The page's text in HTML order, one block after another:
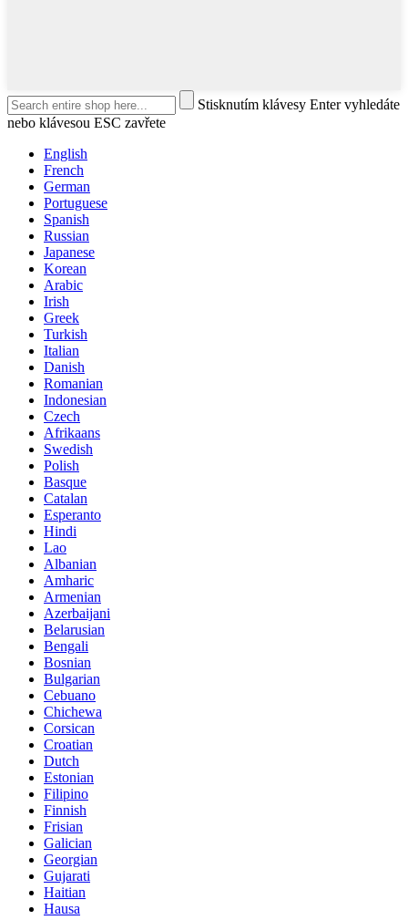
Stisknutím klávesy Enter vyhledáte
nebo klávesou ESC zavřete
English
French
German
Portuguese
Spanish
Russian
Japanese
Korean
Arabic
Irish
Greek
Turkish
Italian
Danish
Romanian
Indonesian
Czech
Afrikaans
Swedish
Polish
Basque
Catalan
Esperanto
Hindi
Lao
Albanian
Amharic
Armenian
Azerbaijani
Belarusian
Bengali
Bosnian
Bulgarian
Cebuano
Chichewa
Corsican
Croatian
Dutch
Estonian
Filipino
Finnish
Frisian
Galician
Georgian
Gujarati
Haitian
Hausa